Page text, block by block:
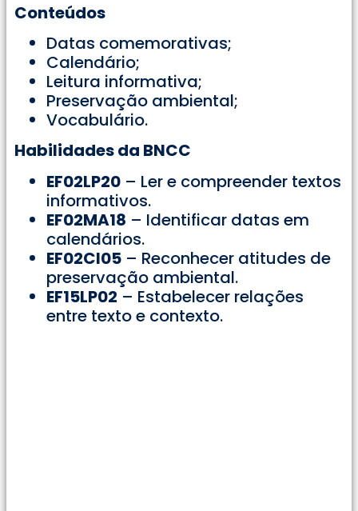
Conteúdos
Datas comemorativas;
Calendário;
Leitura informativa;
Preservação ambiental;
Vocabulário.
Habilidades da BNCC
EF02LP20 – Ler e compreender textos
informativos.
EF02MA18 – Identificar datas em
calendários.
EF02CI05 – Reconhecer atitudes de
preservação ambiental.
EF15LP02 – Estabelecer relações
entre texto e contexto.